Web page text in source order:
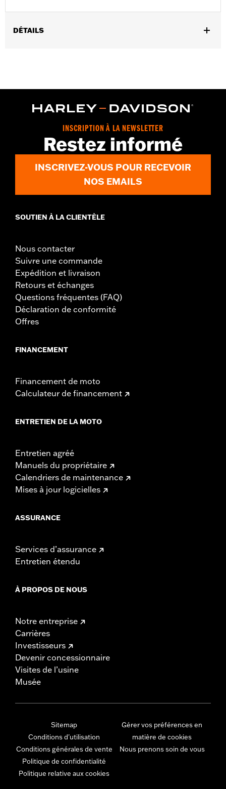
DÉTAILS
Origine:Importé
INSCRIPTION À LA NEWSLETTER
Restez informé
INSCRIVEZ-VOUS POUR RECEVOIR
NOS EMAILS
SOUTIEN À LA CLIENTÈLE
Nous contacter
Suivre une commande
Expédition et livraison
Retours et échanges
Questions fréquentes (FAQ)
Déclaration de conformité
Offres
FINANCEMENT
Financement de moto
Calculateur de financement
ENTRETIEN DE LA MOTO
Entretien agréé
Manuels du propriétaire
Calendriers de maintenance
Mises à jour logicielles
ASSURANCE
Services d’assurance
Entretien étendu
À PROPOS DE NOUS
Notre entreprise
Carrières
Investisseurs
Devenir concessionnaire
Visites de l’usine
Musée
Sitemap
Conditions d'utilisation
Conditions générales de vente
Politique de confidentialité
Politique relative aux cookies
Gérer vos préférences en
matière de cookies
Nous prenons soin de vous